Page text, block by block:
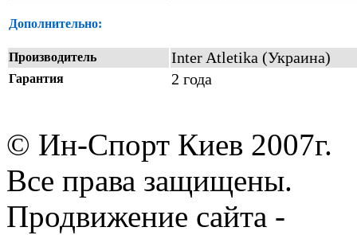
Дополнительно:
Производитель Inter Atletika (Украина)
Гарантия 2 года
© Ин-Спорт Киев 2007г.
Все права защищены.
Продвижение сайта -